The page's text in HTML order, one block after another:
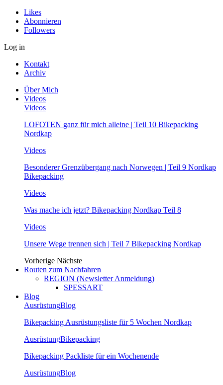
Likes
Abonnieren
Followers
Log in
Kontakt
Archiv
Über Mich
Videos
Videos
LOFOTEN ganz für mich alleine | Teil 10 Bikepacking
Nordkap
Videos
Besonderer Grenzübergang nach Norwegen | Teil 9 Nordkap
Bikepacking
Videos
Was mache ich jetzt? Bikepacking Nordkap Teil 8
Videos
Unsere Wege trennen sich | Teil 7 Bikepacking Nordkap
Vorherige Nächste
Routen zum Nachfahren
REGION (Newsletter Anmeldung)
SPESSART
Blog
AusrüstungBlog
Bikepacking Ausrüstungsliste für 5 Wochen Nordkap
AusrüstungBikepacking
Bikepacking Packliste für ein Wochenende
AusrüstungBlog